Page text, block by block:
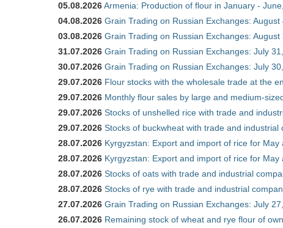
05.08.2026Armenia: Production of flour in January -
04.08.2026 Grain Trading on Russian Exchanges: August
03.08.2026 Grain Trading on Russian Exchanges: August
31.07.2026 Grain Trading on Russian Exchanges: July
30.07.2026 Grain Trading on Russian Exchanges: July
29.07.2026 Flour stocks with the wholesale trade at the
29.07.2026 Monthly flour sales by large and medium-
29.07.2026 Stocks of unshelled rice with trade and
29.07.2026 Stocks of buckwheat with trade and
28.07.2026 Kyrgyzstan: Export and import of rice for
28.07.2026 Kyrgyzstan: Export and import of rice for
28.07.2026 Stocks of oats with trade and industrial
28.07.2026 Stocks of rye with trade and industrial
27.07.2026 Grain Trading on Russian Exchanges: July
26.07.2026 Remaining stock of wheat and rye flour of